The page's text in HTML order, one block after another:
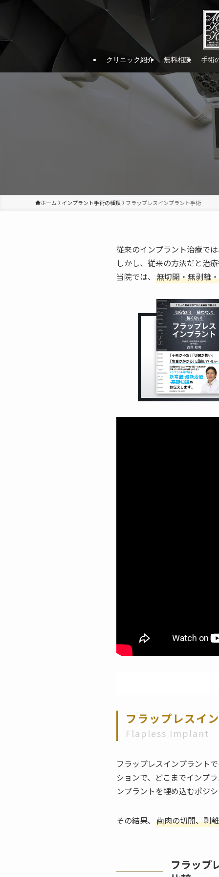
クリニック紹介 無料相談 手術
ホーム インプラント手術の種類 フラップレスインプラント手術
従来のインプラント治療で
しかし、従来の方法だと治
当院では、 無切開・無剥離
フラップレスイ
Flapless Implant
フラップレスインプラント
ションで、どこまでインプ
ンプラントを埋め込むポジ
その結果、 歯肉の切開、剥
フラップ